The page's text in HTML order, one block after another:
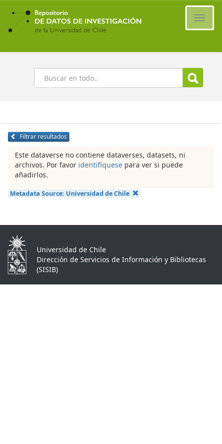
Ir
contenido
principal
Buscar
Filtrar resultados
Este dataverse no contiene dataverses, datasets, ni
archivos. Por favor identifíquese para ver si puede
añadirlos.
Metadata Source: Universidad de Chile
Universidad de Chile
Dirección de Servicios de Información y Bibliotecas
(SISIB)